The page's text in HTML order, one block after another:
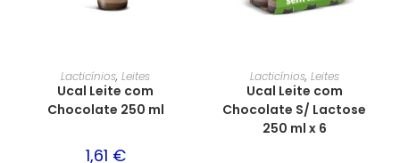
Lacticínios,Leites
Ucal Leite com
Chocolate 250 ml
1,61 €
Lacticínios, Leites
Ucal Leite com
Chocolate S/ Lactose
250 ml x 6